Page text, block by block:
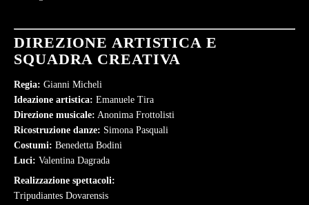
DIREZIONE ARTISTICA E
SQUADRA CREATIVA
Regia: Gianni Micheli
Ideazione artistica: Emanuele Tira
Direzione musicale: Anonima Frottolisti
Ricostruzione danze: Simona Pasquali
Costumi: Benedetta Bodini
Luci: Valentina Dagrada
Realizzazione spettacoli:
Tripudiantes Dovarensis